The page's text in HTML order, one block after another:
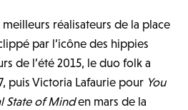
réalisateurs de la place
par l’icône des hippies
de l’été 2015, le duo folk a
puis Victoria Lafaurie pour You
State of Minden mars de la